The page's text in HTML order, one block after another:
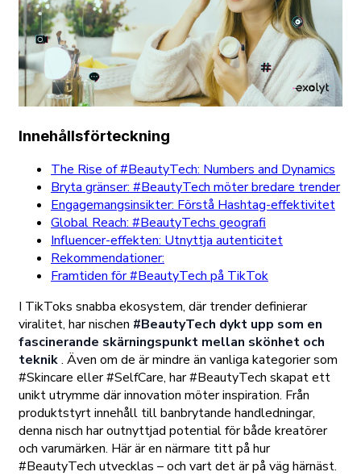
Innehållsförteckning
The Rise of #BeautyTech: Numbers and Dynamics
Bryta gränser: #BeautyTech möter bredare trender
Engagemangsinsikter: Förstå Hashtag-effektivitet
Global Reach: #BeautyTechs geografi
Influencer-effekten: Utnyttja autenticitet
Rekommendationer:
Framtiden för #BeautyTech på TikTok
I TikToks snabba ekosystem, där trender definierar
viralitet, har nischen #BeautyTech dykt upp som en
fascinerande skärningspunkt mellan skönhet och
teknik. Även om de är mindre än vanliga kategorier som
#Skincare eller #SelfCare, har #BeautyTech skapat ett
unikt utrymme där innovation möter inspiration. Från
produktstyrt innehåll till banbrytande handledningar,
denna nisch har outnyttjad potential för både kreatörer
och varumärken. Här är en närmare titt på hur
#BeautyTech utvecklas – och vart det är på väg härnäst.